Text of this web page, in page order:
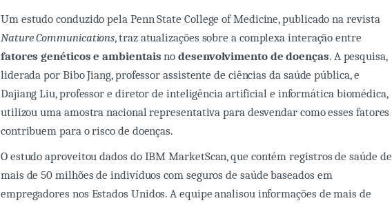
Um estudo conduzido pela Penn State College of Medicine, publicado na revista
Nature Communications, traz atualizações sobre a complexa interação entre
fatores genéticos e ambientaisnodesenvolvimento de doenças. A pesquisa,
liderada por Bibo Jiang, professor assistente de ciências da saúde pública, e
Dajiang Liu, professor e diretor de inteligência artificial e informática biomédica,
utilizou uma amostra nacional representativa para desvendar como esses fatores
contribuem para o risco de doenças.
O estudo aproveitou dados do IBM MarketScan, que contém registros de saúde de
mais de 50 milhões de indivíduos com seguros de saúde baseados em
empregadores nos Estados Unidos. A equipe analisou informações de mais de